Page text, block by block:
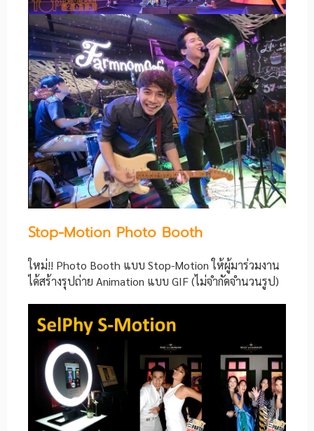
Stop-Motion Photo Booth
ใหม่!! Photo Booth แบบ Stop-Motion ให้ผู้มาร่วมงาน
ได้สร้างรุปถ่าย Animation แบบ GIF (ไม่จำกัดจำนวนรูป)